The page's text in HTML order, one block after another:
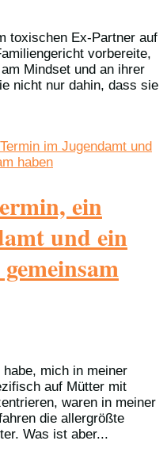
toxischen Ex-Partner auf
vorbereite,
Mindset und an ihrer
nicht nur dahin, dass sie
ein
und ein
mich in meiner
auf Mütter mit
waren in meiner
die allergrößte
Was ist aber...